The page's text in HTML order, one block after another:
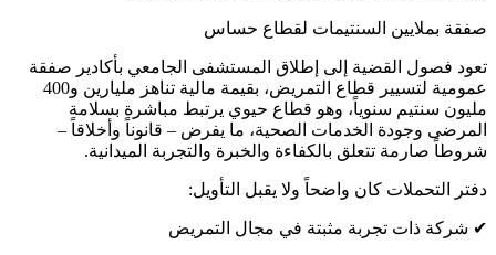
صفقة بملايين السنتيمات لقطاع حساس
تعود فصول القضية إلى إطلاق المستشفى الجامعي بأكادير صفقة
عمومية لتسيير قطاع التمريض، بقيمة مالية تناهز مليارين و400
مليون سنتيم سنوياً، وهو قطاع حيوي يرتبط مباشرة بسلامة
المرضى وجودة الخدمات الصحية، ما يفرض – قانوناً وأخلاقاً –
شروطاً صارمة تتعلق بالكفاءة والخبرة والتجربة الميدانية.
دفتر التحملات كان واضحاً ولا يقبل التأويل:
✔ شركة ذات تجربة مثبتة في مجال التمريض